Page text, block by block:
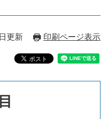
更新 印刷ページ表示